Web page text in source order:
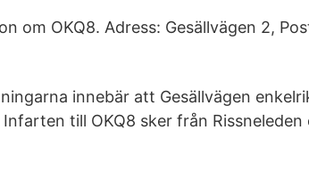
om OKQ8. Adress: Gesällvägen 2,
innebär att Gesällvägen
till OKQ8 sker från